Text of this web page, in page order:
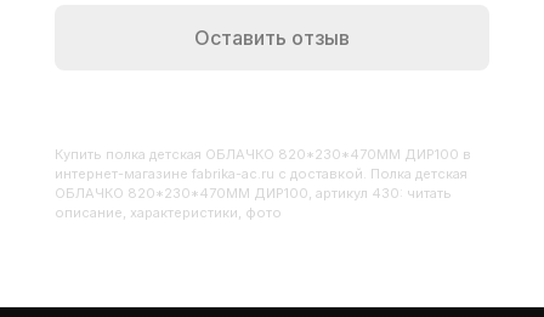
Оставить отзыв
Купить Полка детская ОБЛАЧКО 820*230*470ММ ДИР100 в
интернет-магазине fabrika-ac.ru с доставкой. Полка детская
ОБЛАЧКО 820*230*470ММ ДИР100, артикул 430: читать
описание, характеристики, фото